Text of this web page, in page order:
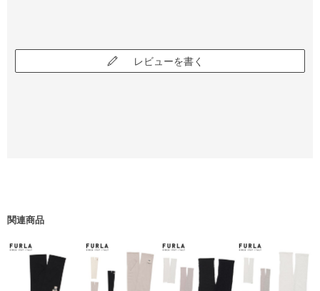
レビューを書く
関連商品